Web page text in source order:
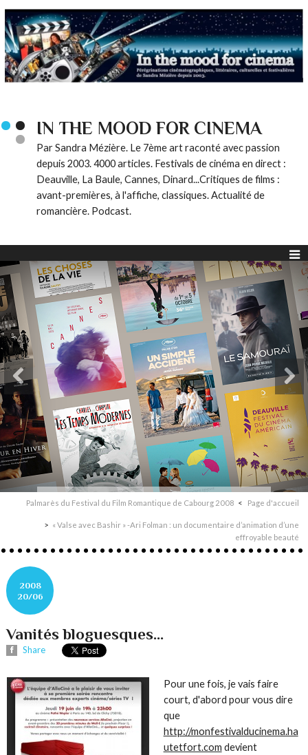
IN THE MOOD FOR CINEMA
Par Sandra Mézière. Le 7ème art raconté avec passion
depuis 2003. 4000 articles. Festivals de cinéma en direct :
Deauville, La Baule, Cannes, Dinard...Critiques de films :
avant-premières, à l'affiche, classiques. Actualité de
romancière. Podcast.
Palmarès du Festival du Film Romantique de Cabourg 2008 Page d'accueil
« Valse avec Bashir » -Ari Folman : un documentaire d’animation d’une
effroyable beauté
2008
20/06
Vanités bloguesques...
Share
Pour une fois, je vais faire
court, d'abord pour vous dire
que
http://monfestivalducinema.ha
utetfort.com devient